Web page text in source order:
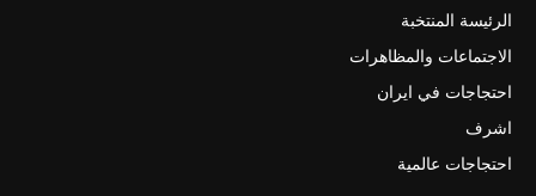
الرئيسة المنتخبة
الاجتماعات والمظاهرات
احتجاجات في ايران
اشرف
احتجاجات عالمية